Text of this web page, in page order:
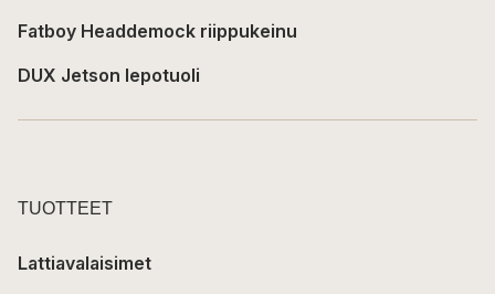
Fatboy Headdemock riippukeinu
DUX Jetson lepotuoli
TUOTTEET
Lattiavalaisimet